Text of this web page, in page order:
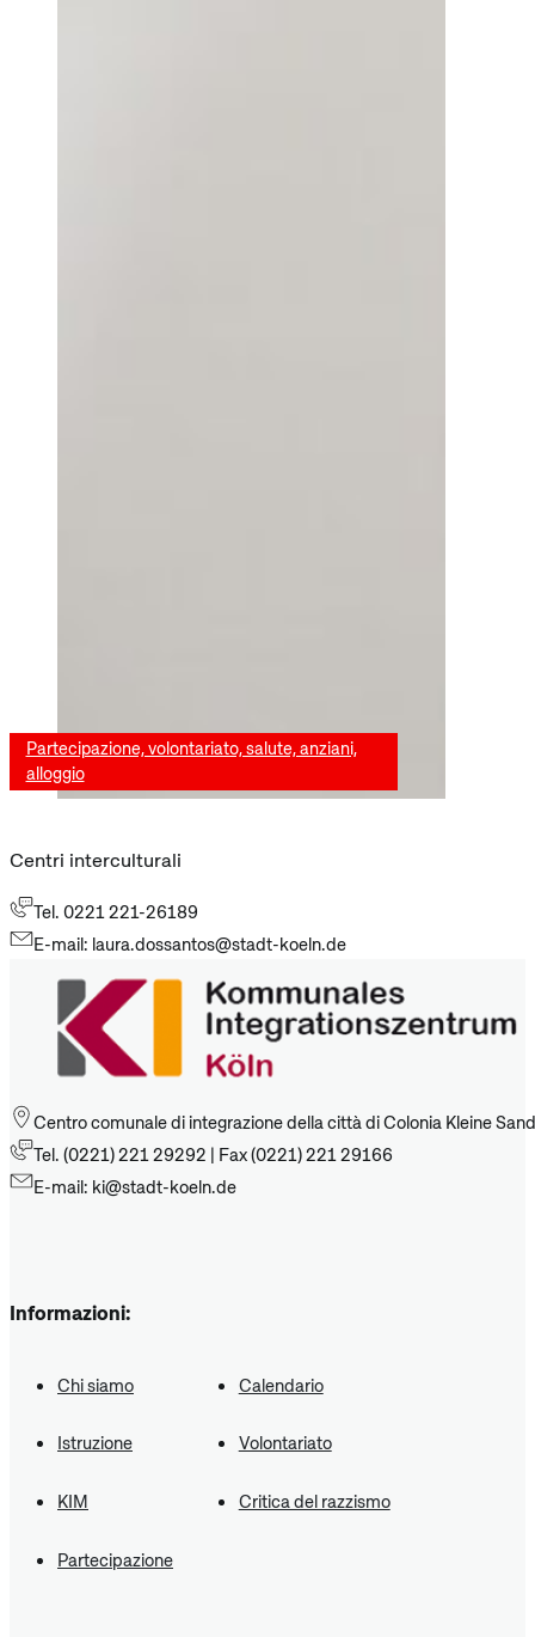
Centri interculturali
Partecipazione, volontariato, salute, anziani,
alloggio
Tel. 0221 221-26189
E-mail: laura.dossantos@stadt-koeln.de
Centro comunale di integrazione della città di Colonia Kleine
Tel. (0221) 221 29292 | Fax (0221) 221 29166
E-mail: ki@stadt-koeln.de
Informazioni:
Chi siamo Calendario
Istruzione Volontariato
KIM Critica del razzismo
Partecipazione